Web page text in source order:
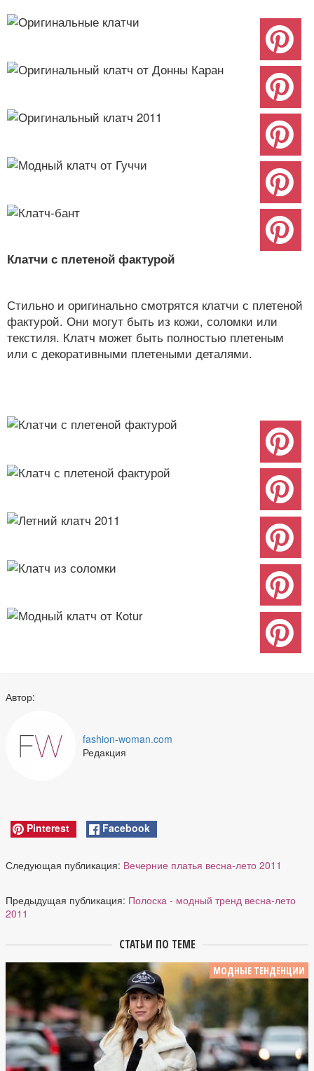
Клатчи с плетеной фактурой
Стильно и оригинально смотрятся клатчи с плетеной
фактурой. Они могут быть из кожи, соломки или
текстиля. Клатч может быть полностью плетеным
или с декоративными плетеными деталями.
Автор:
fashion-woman.com
Редакция
Pinterest Facebook
Следующая публикация: Вечерние платья весна-лето 2011
Предыдущая публикация: Полоска - модный тренд весна-лето
2011
СТАТЬИ ПО ТЕМЕ
МОДНЫЕ ТЕНДЕНЦИИ